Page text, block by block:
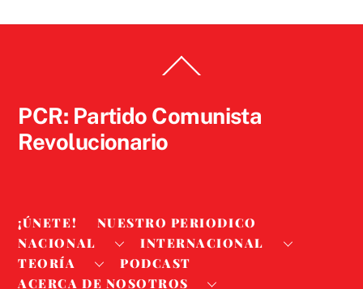
To
PCR: Partido Comunista
Revolucionario
¡ÚNETE!
NUESTRO PERIODICO
NACIONAL
INTERNACIONAL
TEORÍA
PODCAST
ACERCA DE NOSOTROS